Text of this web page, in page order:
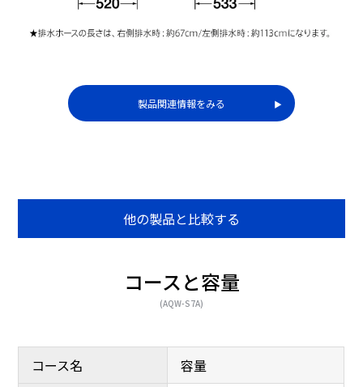
す
製品関連情報をみる ▶︎
他の製品と比較する
コースと容量
(AQW-S7A)
コース名
容量